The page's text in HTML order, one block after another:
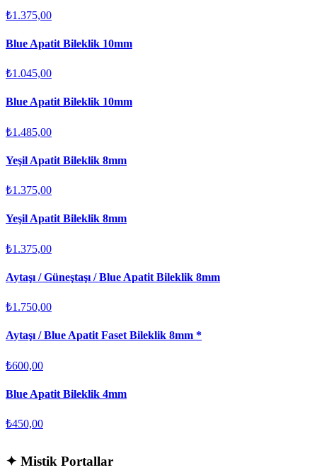
₺1.375,00
Blue Apatit Bileklik 10mm
₺1.045,00
Blue Apatit Bileklik 10mm
₺1.485,00
Yeşil Apatit Bileklik 8mm
₺1.375,00
Yeşil Apatit Bileklik 8mm
₺1.375,00
Aytaşı / Güneştaşı / Blue Apatit Bileklik 8mm
₺1.750,00
Aytaşı / Blue Apatit Faset Bileklik 8mm *
₺600,00
Blue Apatit Bileklik 4mm
₺450,00
✦ Mistik Portallar